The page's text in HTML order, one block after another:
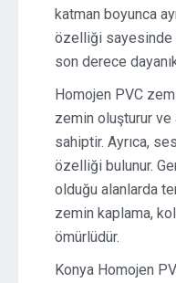
katman boyunca
özelliği sayesinde
son derece
Homojen PVC
zemin oluşturur
sahiptir. Ayrıca,
özelliği bulunur.
olduğu alanlarda
zemin kaplama,
ömürlüdür.
Konya Homojen